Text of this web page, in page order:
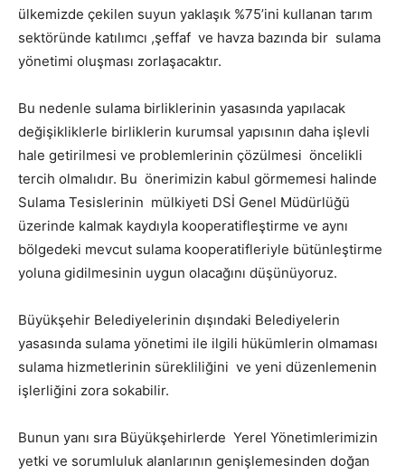
ülkemizde çekilen suyun yaklaşık %75’ini kullanan tarım
sektöründe katılımcı ,şeffaf ve havza bazında bir sulama
yönetimi oluşması zorlaşacaktır.
Bu nedenle sulama birliklerinin yasasında yapılacak
değişikliklerle birliklerin kurumsal yapısının daha işlevli
hale getirilmesi ve problemlerinin çözülmesi öncelikli
tercih olmalıdır. Bu önerimizin kabul görmemesi halinde
Sulama Tesislerinin mülkiyeti DSİ Genel Müdürlüğü
üzerinde kalmak kaydıyla kooperatifleştirme ve aynı
bölgedeki mevcut sulama kooperatifleriyle bütünleştirme
yoluna gidilmesinin uygun olacağını düşünüyoruz.
Büyükşehir Belediyelerinin dışındaki Belediyelerin
yasasında sulama yönetimi ile ilgili hükümlerin olmaması
sulama hizmetlerinin sürekliliğini ve yeni düzenlemenin
işlerliğini zora sokabilir.
Bunun yanı sıra Büyükşehirlerde Yerel Yönetimlerimizin
yetki ve sorumluluk alanlarının genişlemesinden doğan